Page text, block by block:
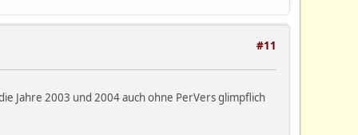
#11
Jahre 2003 und 2004 auch ohne PerVers glimpflich